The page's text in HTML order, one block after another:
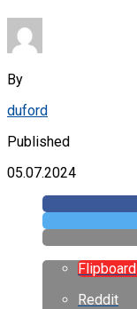
By
duford
Published
05.07.2024
Flipboard
Reddit